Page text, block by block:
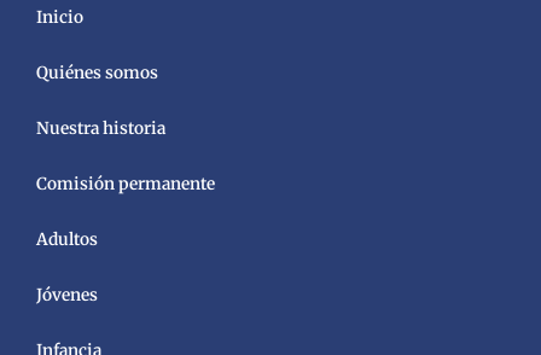
Inicio
Quiénes somos
Nuestra historia
Comisión permanente
Adultos
Jóvenes
Infancia